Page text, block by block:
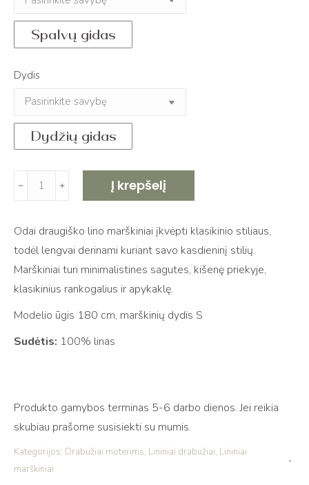
Spalvų gidas
Dydis
Dydžių gidas
produkto
kiekis:
marškiniai
su
sagomis
VĖJAS
blue
﹣ ﹢ Į krepšelį
Odai draugiško lino marškiniai įkvėpti klasikinio stiliaus,
todėl lengvai derinami kuriant savo kasdieninį stilių.
Marškiniai turi minimalistines sagutes, kišenę priekyje,
klasikinius rankogalius ir apykaklę.
Modelio ūgis 180 cm, marškinių dydis S
Sudėtis: 100% linas
Produkto gamybos terminas 5-6 darbo dienos. Jei reikia
skubiau prašome susisiekti su mumis.
Kategorijos: Drabužiai moterims, Lininiai drabužiai, Lininiai
marškiniai